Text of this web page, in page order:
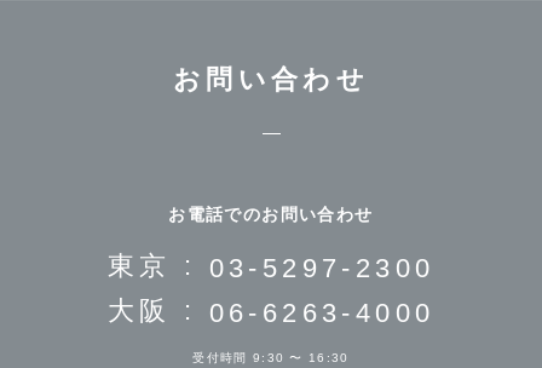
お問い合わせ
お電話でのお問い合わせ
東京 : 03-5297-2300
大阪 : 06-6263-4000
受付時間 9:30 〜 16:30